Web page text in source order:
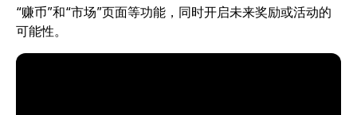
“赚币”和“市场”页面等功能，同时开启未来奖励或活动的
可能性。